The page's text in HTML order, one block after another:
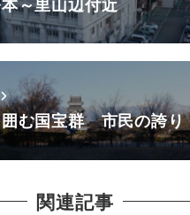
む国宝群 市民の誇り
関連記事